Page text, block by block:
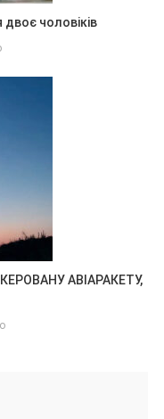
двоє чоловіків
АВІАРАКЕТУ,